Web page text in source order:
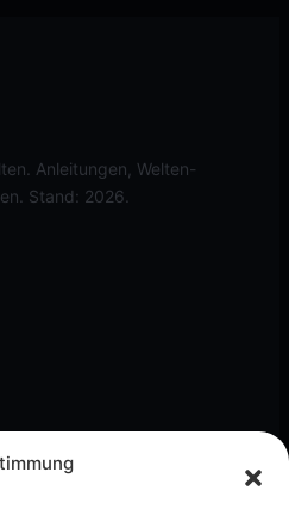
Anleitungen, Welten-
Stand: 2026.